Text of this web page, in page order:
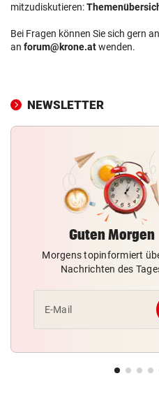
mitzudiskutieren:
Bei Fragen können Sie sich gern
an forum@krone.atwenden.
NEWSLETTER
Guten Morgen
Morgens topinformiert
Nachrichten des
E-Mail